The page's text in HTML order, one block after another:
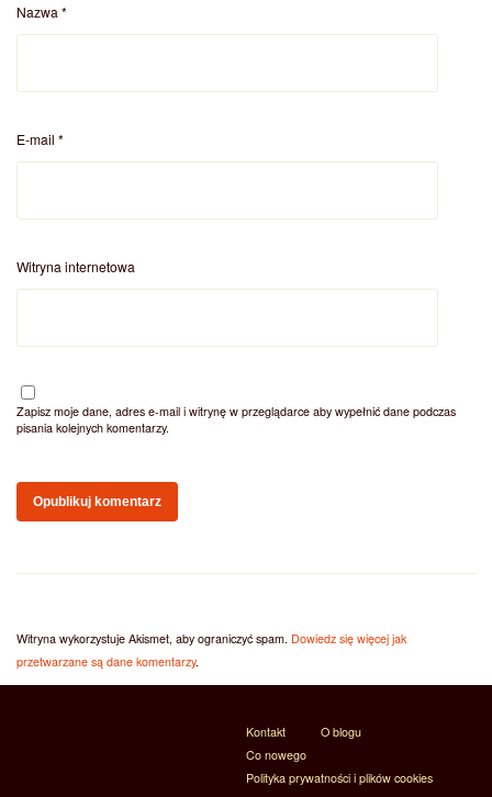
Nazwa *
E-mail *
Witryna internetowa
Zapisz moje dane, adres e-mail i witrynę w przeglądarce aby wypełnić dane podczas
pisania kolejnych komentarzy.
Witryna wykorzystuje Akismet, aby ograniczyć spam. Dowiedz się więcej jak
przetwarzane są dane komentarzy.
Kontakt
O blogu
Co nowego
Polityka prywatności i plików cookies